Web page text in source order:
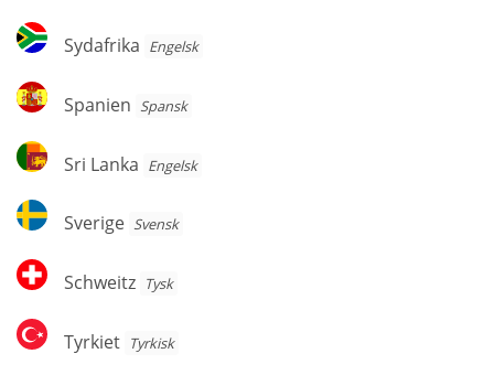
Sydafrika
Sydafrika Engelsk
Spanien
Spanien Spansk
Sri
Lanka
Sri Lanka Engelsk
Sverige
Sverige Svensk
Schweitz
Schweitz Tysk
Tyrkiet
Tyrkiet Tyrkisk